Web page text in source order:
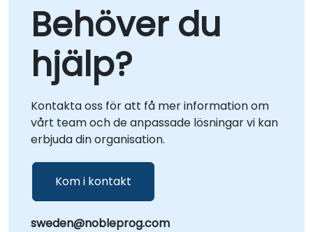
Behöver du
hjälp?
Kontakta oss för att få mer information om
vårt team och de anpassade lösningar vi kan
erbjuda din organisation.
Kom i kontakt
sweden@nobleprog.com